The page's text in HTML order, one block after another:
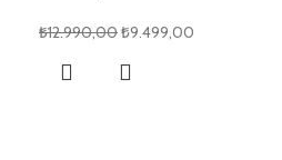
₺12.990,00₺9.499,00